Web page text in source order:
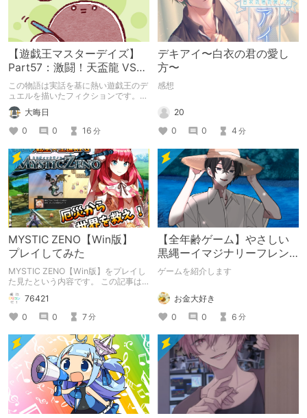
【遊戯王マスターデイズ】
Part57：激闘！天盃龍 VS
千年D【架空デュエル】
この物語は実話を基に熱い遊戯王のデ
ュエルを描いたフィクションです。
（自分用メモ：2025-05-14）
大晦日
0
0 16 分
デキアイ〜白衣の君の愛し
方〜
感想
20
0
0 4 分
MYSTIC ZENO【Win版】
プレイしてみた
MYSTIC ZENO【Win版】をプレイし
た見たという内容です。 この記事は
通常のクリエイターズ記事です。
76421
0
0 7分
【全年齢ゲーム】やさしい
黒縄ーイマジナリーフレン
ドの「彼」と過ごすおぼん
ゲームを紹介します
お金大好き
0
0 6 分